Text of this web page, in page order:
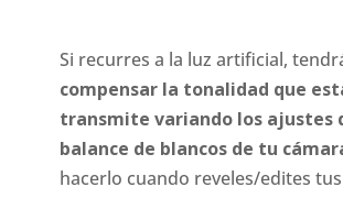
Si recurres a la luz artificial,
compensar la tonalidad que
transmite variando los ajustes
balance de blancos de tu
hacerlo cuando reveles/edites